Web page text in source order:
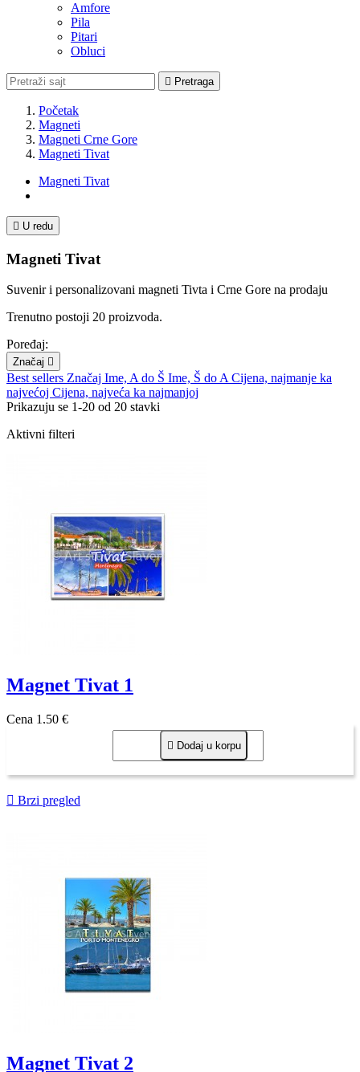
Amfore
Pila
Pitari
Obluci
 Pretraga
Početak
Magneti
Magneti Crne Gore
Magneti Tivat
Magneti Tivat
 U redu
Magneti Tivat
Suvenir i personalizovani magneti Tivta i Crne Gore na prodaju
Trenutno postoji 20 proizvoda.
Poređaj:
Značaj 
Best sellers Značaj Ime, A do Š Ime, Š do ACijena, najmanje ka
najvećoj Cijena, najveća ka najmanjoj
Prikazuju se 1-20 od 20 stavki
Aktivni filteri
Magnet Tivat 1
Cena 1,50 €
 Dodaj u korpu
 Brzi pregled
Magnet Tivat 2